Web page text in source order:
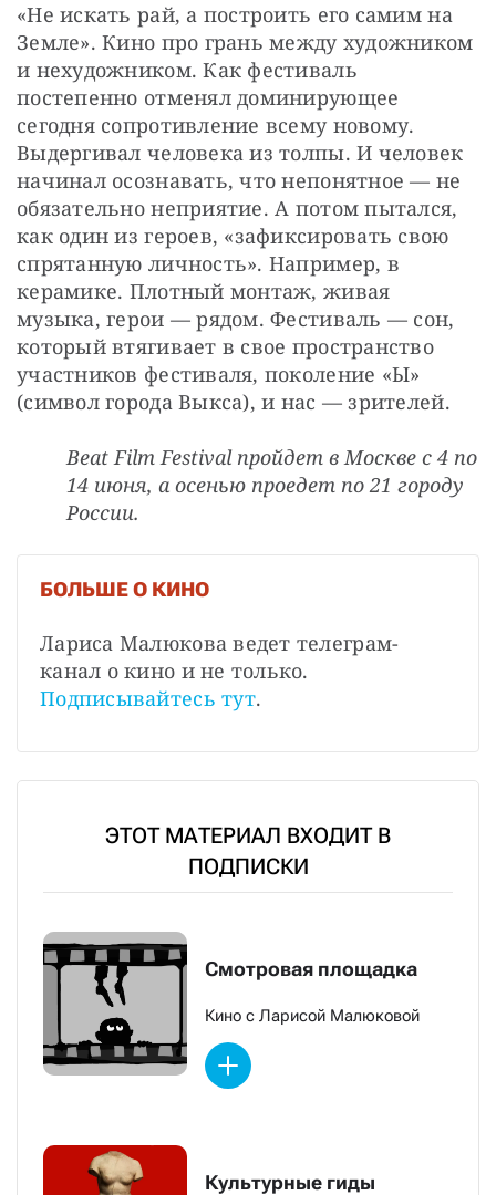
«Не искать рай, а построить его самим на
Земле». Кино про грань между художником
и нехудожником. Как фестиваль
постепенно отменял доминирующее
сегодня сопротивление всему новому.
Выдергивал человека из толпы. И человек
начинал осознавать, что непонятное — не
обязательно неприятие. А потом пытался,
как один из героев, «зафиксировать свою
спрятанную личность». Например, в
керамике. Плотный монтаж, живая
музыка, герои — рядом. Фестиваль — сон,
который втягивает в свое пространство
участников фестиваля, поколение «Ы»
(символ города Выкса), и нас — зрителей.
Beat Film Festival пройдет в Москве с 4 по
14 июня, а осенью проедет по 21 городу
России.
БОЛЬШЕ О КИНО
Лариса Малюкова ведет телеграм-
Подписывайтесь тут.
ЭТОТ МАТЕРИАЛ ВХОДИТ В
ПОДПИСКИ
Смотровая площадка
Кино с Ларисой Малюковой
Культурные гиды